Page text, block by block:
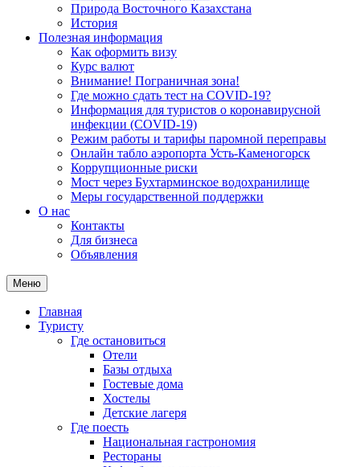
Природа Восточного Казахстана
История
Полезная информация
Как оформить визу
Курс валют
Внимание! Пограничная зона!
Где можно сдать тест на COVID-19?
Информация для туристов о коронавирусной
инфекции (COVID-19)
Режим работы и тарифы паромной переправы
Онлайн табло аэропорта Усть-Каменогорск
Коррупционные риски
Мост через Бухтарминское водохранилище
Меры государственной поддержки
О нас
Контакты
Для бизнеса
Объявления
Меню
Главная
Туристу
Где остановиться
Отели
Базы отдыха
Гостевые дома
Хостелы
Детские лагеря
Где поесть
Национальная гастрономия
Рестораны